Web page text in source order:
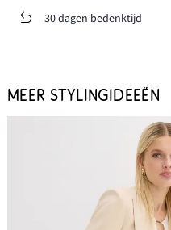
30 dagen bedenktijd
MEER STYLINGIDEEËN